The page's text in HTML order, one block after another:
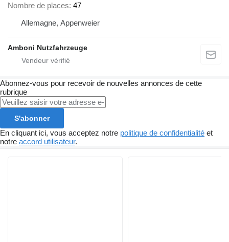
Nombre de places 47
Allemagne, Appenweier
Amboni Nutzfahrzeuge
Abonnez-vous pour recevoir de nouvelles annonces de cette
rubrique
S'abonner
En cliquant ici, vous acceptez notre politique de confidentialité et
notre accord utilisateur.